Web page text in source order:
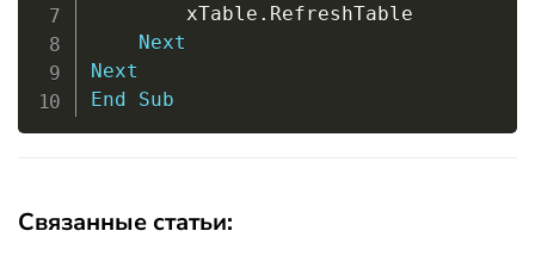
        xTable
. RefreshTable
Next
Next
End
Sub
Связанные статьи: